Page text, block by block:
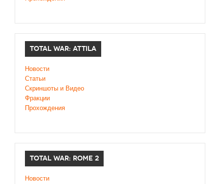
TOTAL WAR: ATTILA
Новости
Статьи
Скриншоты и Видео
Фракции
Прохождения
TOTAL WAR: ROME 2
Новости